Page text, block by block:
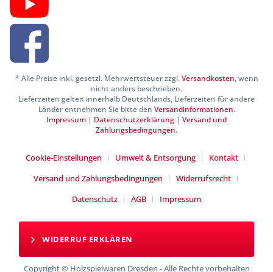
* Alle Preise inkl. gesetzl. Mehrwertsteuer zzgl.Versandkosten, wenn
nicht anders beschrieben.
Lieferzeiten gelten innerhalb Deutschlands, Lieferzeiten für andere
Länder entnehmen Sie bitte den Versandinformationen.
Impressum | Datenschutzerklärung | Versand und
Zahlungsbedingungen.
Cookie-Einstellungen Umwelt & Entsorgung
Kontakt
Versand und Zahlungsbedingungen
Widerrufsrecht
Datenschutz
AGB Impressum
WIDERRUF ERKLÄREN
Copyright © Holzspielwaren Dresden - Alle Rechte vorbehalten